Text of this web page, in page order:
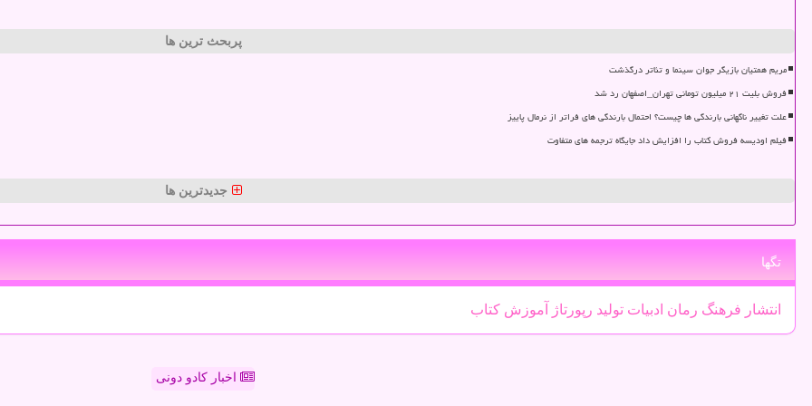
پربحث ترین ها
مریم همتیان بازیگر جوان سینما و تئاتر درگذشت
فروش بلیت ۲۱ میلیون تومانی تهران_اصفهان رد شد
علت تغییر ناگهانی بارندگی ها چیست؟ احتمال بارندگی های فراتر از نرمال پاییز
فیلم اودیسه فروش کتاب را افزایش داد جایگاه ترجمه های متفاوت
جدیدترین ها
تگها
انتشار فرهنگ رمان ادبیات تولید رپورتاژ آموزش كتاب
اخبار کادو دونی